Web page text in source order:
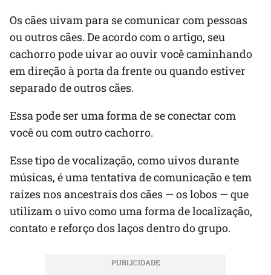
Os cães uivam para se comunicar com pessoas
ou outros cães. De acordo com o artigo, seu
cachorro pode uivar ao ouvir você caminhando
em direção à porta da frente ou quando estiver
separado de outros cães.
Essa pode ser uma forma de se conectar com
você ou com outro cachorro.
Esse tipo de vocalização, como uivos durante
músicas, é uma tentativa de comunicação e tem
raízes nos ancestrais dos cães — os lobos — que
utilizam o uivo como uma forma de localização,
contato e reforço dos laços dentro do grupo.